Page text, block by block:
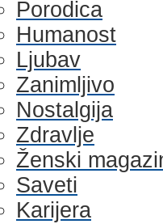
Porodica
Humanost
Ljubav
Zanimljivo
Nostalgija
Zdravlje
Ženski
Saveti
Karijera